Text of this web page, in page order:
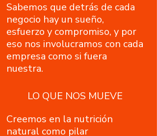
Sabemos que detrás de cada
negocio hay un sueño,
esfuerzo y compromiso, y por
eso nos involucramos con cada
empresa como si fuera
nuestra.​
​LO QUE NOS MUEVE
Creemos en la nutrición
natural como pilar